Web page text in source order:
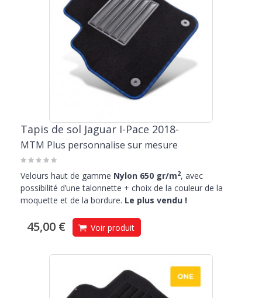
Tapis de sol Jaguar I-Pace 2018-
MTM Plus personnalise sur mesure
Velours haut de gamme Nylon 650 gr/m2, avec
possibilité d’une talonnette + choix de la couleur de la
moquette et de la bordure. Le plus vendu !
45,00 € Voir produit